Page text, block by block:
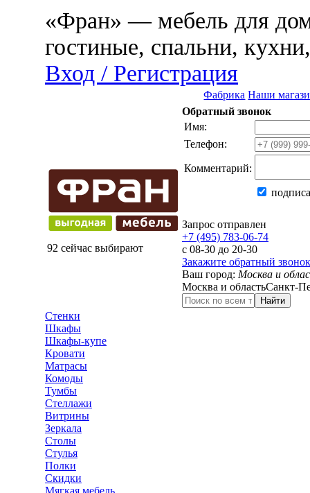
«Фран» — мебель для
гостиные, спальни,
Вход / Регистрация
Фабрика Наши
92 сейчас выбирают
Обратный звонок
Имя:
Телефон:
Комментарий:
Запрос отправлен
+7 (495) 783-06-74
с 08-30 до 20-30
Закажите обратный звонок
Ваш город: Москва и
Москва и областьСанкт-
Найти
Стенки
Шкафы
Шкафы-купе
Кровати
Матрасы
Комоды
Тумбы
Стеллажи
Витрины
Зеркала
Столы
Стулья
Полки
Скидки
Мягкая мебель